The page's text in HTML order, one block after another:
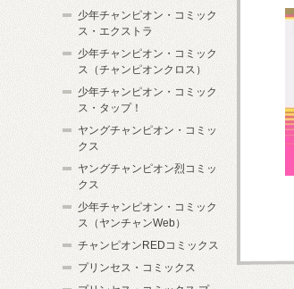
少年チャンピオン・コミック
ス・エクストラ
少年チャンピオン・コミック
ス（チャンピオンクロス）
少年チャンピオン・コミック
ス・タップ！
ヤングチャンピオン・コミッ
クス
ヤングチャンピオン烈コミッ
クス
少年チャンピオン・コミック
ス（ヤンチャンWeb）
チャンピオンREDコミックス
プリンセス・コミックス